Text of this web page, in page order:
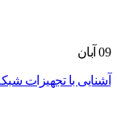
09 آبان
آشنایی با تجهیزات